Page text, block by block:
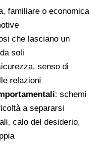
familiare o economica
che lasciano un
soli
senso di
relazioni
: schemi
a separarsi
calo del desiderio,